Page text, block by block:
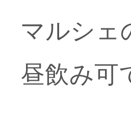
マルシェ
昼飲み可